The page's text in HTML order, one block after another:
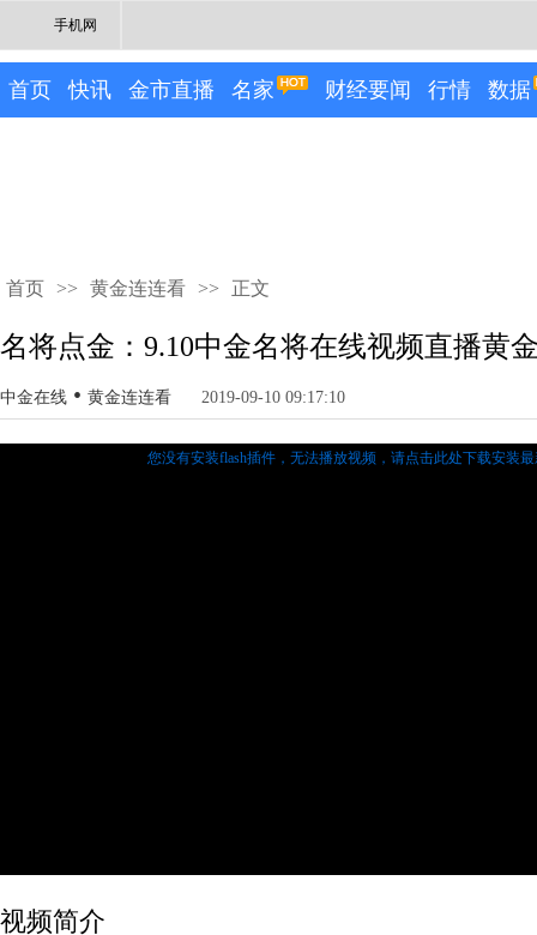
手机网
首页 快讯 金市直播 名家 财经要闻 行情 数据
首页 >> 黄金连连看 >> 正文
名将点金：9.10中金名将在线视频直播黄
中金在线 • 黄金连连看 2019-09-10 09:17:10
您没有安装flash插件，无法播放视频， 请点击此处下载安装
视频简介